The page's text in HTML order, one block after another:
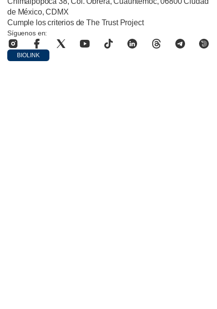
de México, CDMX
Cumple los criterios de The Trust Project
Síguenos en:
BIOLINK